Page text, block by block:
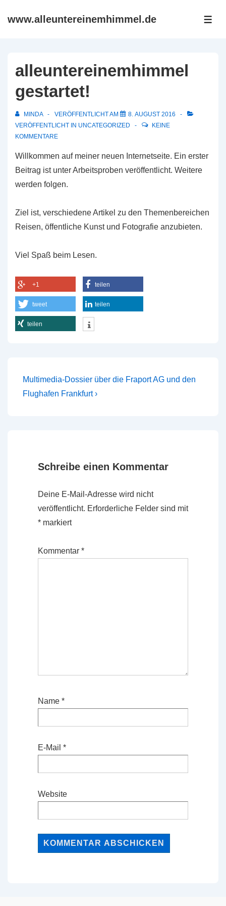
Zumwww.alleuntereinemhimmel.de
alleuntereinemhimmel
gestartet!
MINDA VERÖFFENTLICHT AM
8. AUGUST 2016
VERÖFFENTLICHT IN UNCATEGORIZED
KEINE
KOMMENTARE
Willkommen auf meiner neuen Internetseite. Ein erster
Beitrag ist unter Arbeitsproben veröffentlicht. Weitere
werden folgen.
Ziel ist, verschiedene Artikel zu den Themenbereichen
Reisen, öffentliche Kunst und Fotografie anzubieten.
Viel Spaß beim Lesen.
+1 teilen
tweet teilen
teilen
Beitragsnavigation
Nächster
Beitrag
Multimedia-Dossier über die Fraport AG und den
Flughafen Frankfurt ›
Schreibe einen Kommentar
Deine E-Mail-Adresse wird nicht
veröffentlicht. Erforderliche Felder sind mit
* markiert
Kommentar *
Name *
E-Mail *
Website